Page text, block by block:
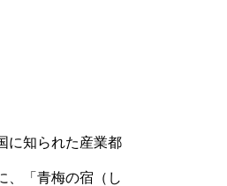
に知られた産業都
、「青梅の宿（し